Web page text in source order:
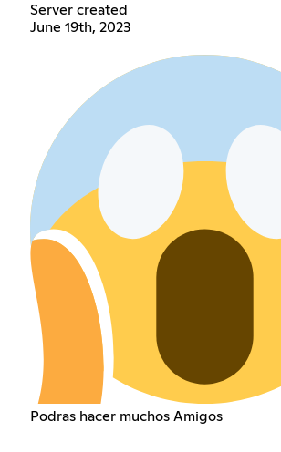
Server created
June 19th, 2023
Podras hacer muchos Amigos